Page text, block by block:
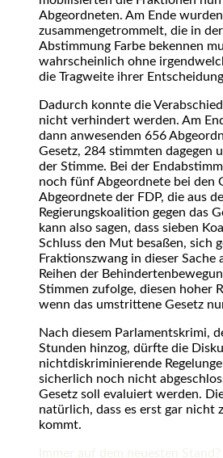
Abgeordneten. Am Ende
zusammengetrommelt, die in
Abstimmung Farbe bekennen
wahrscheinlich ohne
die Tragweite ihrer
Dadurch konnte die
nicht verhindert werden. Am
dann anwesenden 656
Gesetz, 284 stimmten dagegen
der Stimme. Bei der
noch fünf Abgeordnete bei den
Abgeordnete der FDP, die aus
Regierungskoalition gegen das
kann also sagen, dass sieben
Schluss den Mut besaßen, sich
Fraktionszwang in dieser Sache
Reihen der
Stimmen zufolge, diesen hoher
wenn das umstrittene Gesetz
Nach diesem Parlamentskrimi,
Stunden hinzog, dürfte die
nichtdiskriminierende
sicherlich noch nicht
Gesetz soll evaluiert werden.
natürlich, dass es erst gar nicht
kommt.